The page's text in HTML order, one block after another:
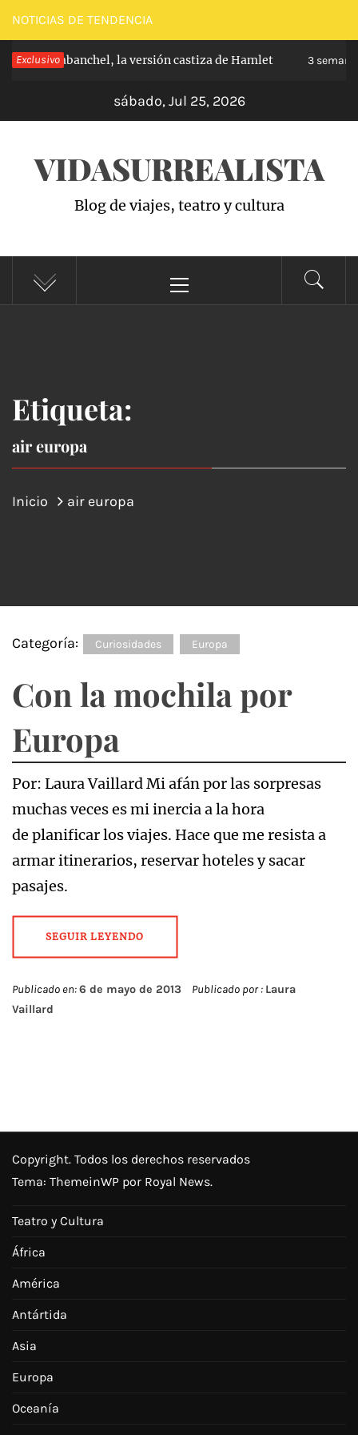
Saltar
al
contenido
NOTICIAS DE TENDENCIA
Exclusivo
de Carabanchel, la versión castiza de Hamlet 3
sábado, Jul 25, 2026
VIDASURREALISTA
Blog de viajes, teatro y cultura
principal
Etiqueta:
air europa
Inicio air europa
Categoría: Curiosidades Europa
Con la mochila por
Europa
Por: Laura Vaillard Mi afán por las sorpresas
muchas veces es mi inercia a la hora
de planificar los viajes. Hace que me resista a
armar itinerarios, reservar hoteles y sacar
pasajes.
SEGUIR LEYENDO
Publicado en:6 de mayo de 2013 Publicado por : Laura
Vaillard
Copyright. Todos los derechos reservados
Tema: ThemeinWP por Royal News.
Teatro y Cultura
África
América
Antártida
Asia
Europa
Oceanía